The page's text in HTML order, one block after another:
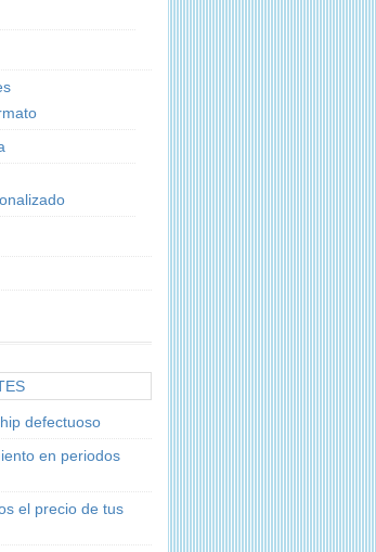
defectuoso
en periodos
el precio de tus